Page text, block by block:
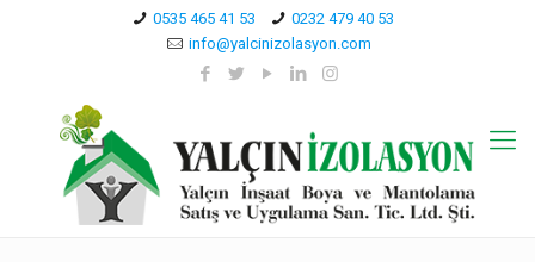
0535 465 41 53
0232 479 40 53
info@yalcinizolasyon.com